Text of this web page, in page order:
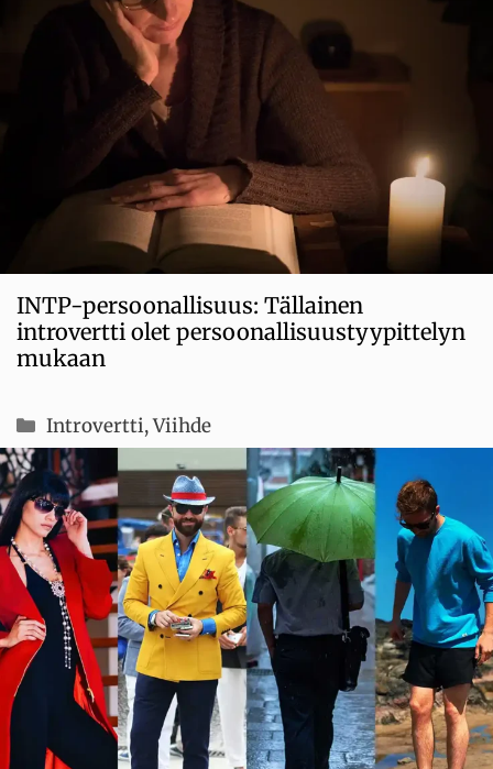
INTP-persoonallisuus: Tällainen
introvertti olet persoonallisuustyypittelyn
mukaan
Kategoriat
Introvertti,Viihde